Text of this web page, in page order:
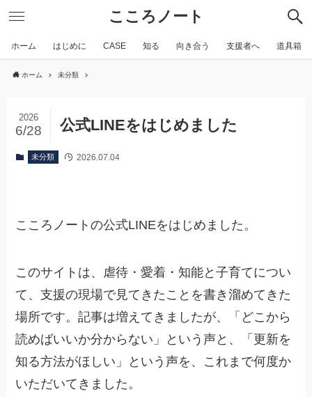
こころノート
ホーム はじめに CASE 知る 向き合う 支援者へ 道具箱
ホーム 未分類
公式LINEをはじめました
2026
6/28
未分類 2026.07.04
こころノートの公式LINEをはじめました。
このサイトは、虐待・愛着・知能と子育てについ
て、支援の現場で見てきたことを書き溜めてきた
場所です。記事は増えてきましたが、「どこから
読めばいいか分からない」という声と、「更新を
知る方法がほしい」という声を、これまで何度か
いただいてきました。